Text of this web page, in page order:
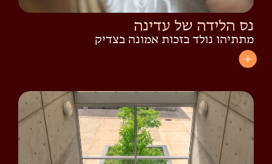
נס הלידה של עדינה
מתתיהו נולד בזכות אמונה בצדיק